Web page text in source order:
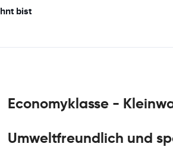
bist
Economyklasse -
Umweltfreundlich und